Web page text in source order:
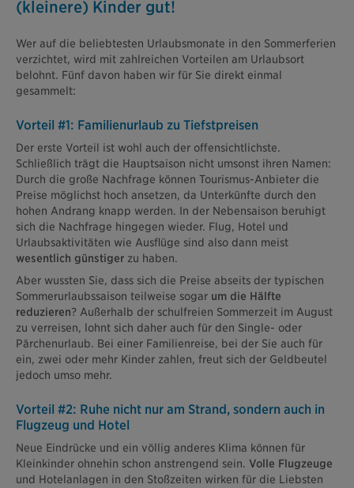
(kleinere) Kinder gut!
Wer auf die beliebtesten Urlaubsmonate in den Sommerferien
verzichtet, wird mit zahlreichen Vorteilen am Urlaubsort
belohnt. Fünf davon haben wir für Sie direkt einmal
gesammelt:
Vorteil #1: Familienurlaub zu Tiefstpreisen
Der erste Vorteil ist wohl auch der offensichtlichste.
Schließlich trägt die Hauptsaison nicht umsonst ihren Namen:
Durch die große Nachfrage können Tourismus-Anbieter die
Preise möglichst hoch ansetzen, da Unterkünfte durch den
hohen Andrang knapp werden. In der Nebensaison beruhigt
sich die Nachfrage hingegen wieder. Flug, Hotel und
Urlaubsaktivitäten wie Ausflüge sind also dann meist
wesentlich günstiger zu haben.
Aber wussten Sie, dass sich die Preise abseits der typischen
Sommerurlaubssaison teilweise sogar um die Hälfte
reduzieren? Außerhalb der schulfreien Sommerzeit im August
zu verreisen, lohnt sich daher auch für den Single- oder
Pärchenurlaub. Bei einer Familienreise, bei der Sie auch für
ein, zwei oder mehr Kinder zahlen, freut sich der Geldbeutel
jedoch umso mehr.
Vorteil #2: Ruhe nicht nur am Strand, sondern auch in
Flugzeug und Hotel
Neue Eindrücke und ein völlig anderes Klima können für
Kleinkinder ohnehin schon anstrengend sein. Volle Flugzeuge
und Hotelanlagen in den Stoßzeiten wirken für die Liebsten